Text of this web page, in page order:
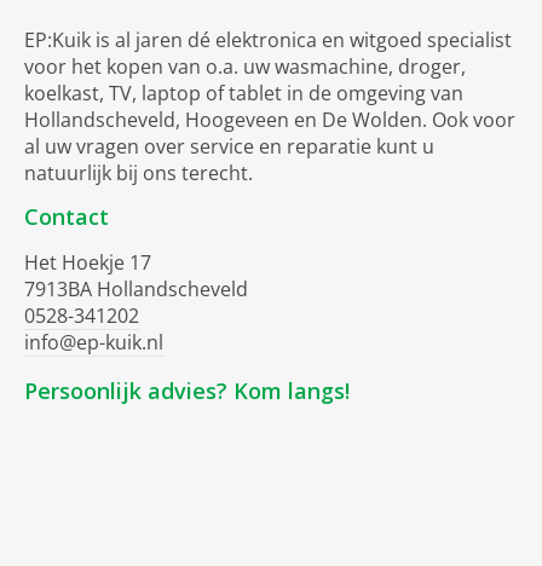
EP:Kuik is al jaren dé elektronica en witgoed specialist
voor het kopen van o.a. uw wasmachine, droger,
koelkast, TV, laptop of tablet in de omgeving van
Hollandscheveld, Hoogeveen en De Wolden. Ook voor
al uw vragen over service en reparatie kunt u
natuurlijk bij ons terecht.
Contact
Het Hoekje 17
7913BA Hollandscheveld
0528-341202
info@ep-kuik.nl
Persoonlijk advies? Kom langs!